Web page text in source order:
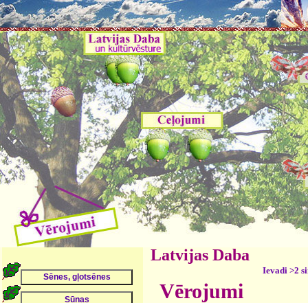
Latvijas Daba
Vērojumi
Ievadi >2